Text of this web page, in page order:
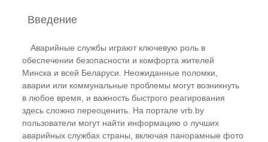
Введение
Аварийные службы играют ключевую роль в
обеспечении безопасности и комфорта жителей
Минска и всей Беларуси. Неожиданные поломки,
аварии или коммунальные проблемы могут возникнуть
в любое время, и важность быстрого реагирования
здесь сложно переоценить. На портале vrb.by
пользователи могут найти информацию о лучших
аварийных службах страны, включая панорамные фото